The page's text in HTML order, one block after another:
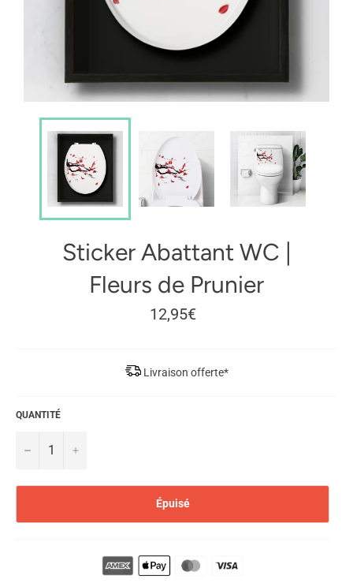
Sticker Abattant WC |
Fleurs de Prunier
Prix
régulier
12,95€
Livraison offerte*
QUANTITÉ
− +
Épuisé